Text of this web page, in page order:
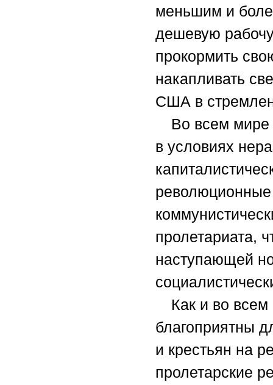
меньшим и
дешевую
прокормить
накапливать
США в
Во всем
в условиях
пролетариата,
наступающей
Как и во
благоприятны
и крестьян на
пролетарские